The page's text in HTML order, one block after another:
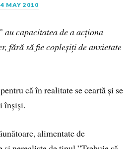
MAY 2010
capacitatea de a acționa
fără să fie copleșiți de anxietate
că în realitate se ceartă și se
înșiși.
alimentate de